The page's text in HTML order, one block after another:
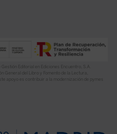
Editorial en Ediciones Encuentro, S.A.
General del Libro y Fomento de la Lectura,
apoyo es contribuir a la modernización de pymes